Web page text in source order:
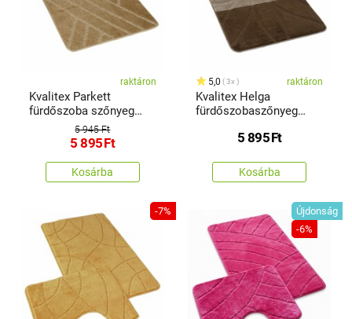
raktáron
Kvalitex Parkett
fürdőszoba szőnyeg
bézs, 60 x 100 cm
5 945 Ft
5 895Ft
Kosárba
5,0 3x raktáron
Kvalitex Helga
fürdőszobaszőnyeg
5 895Ft
Kosárba
-7%
Újdonság
-6%